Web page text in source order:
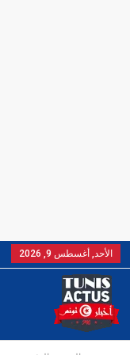
الأحد, أغسطس 9, 2026